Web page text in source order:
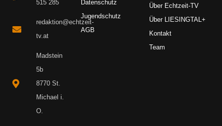
515 285
redaktion@echtzeit-
tv.at
Madstein
5b
8770 St.
Michael i.
O.
Datenschutz
Jugendschutz
AGB
Über Echtzeit-TV
Über LIESINGTAL+
Kontakt
Team